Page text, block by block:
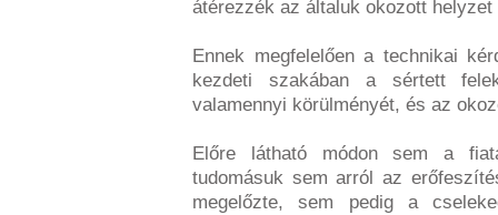
átérezzék az általuk okozott helyzet
Ennek megfelelően a technikai
kezdeti szakában a sértett
valamennyi körülményét, és az
Előre látható módon sem a
tudomásuk sem arról az
megelőzte, sem pedig a